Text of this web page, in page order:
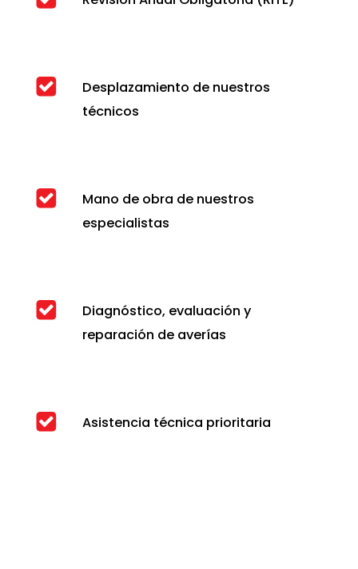
Desplazamiento de nuestros
técnicos
Mano de obra de nuestros
especialistas
Diagnóstico, evaluación y
reparación de averías
Asistencia técnica prioritaria